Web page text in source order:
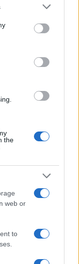
or more Google
You may click to
party tags to
in below Google
the
web or
to
nostre
aumento
gli
di ricerca e,
intenti
vengano
resi
giorni,
a siti
di
verso
argine a
nazionali?
mese